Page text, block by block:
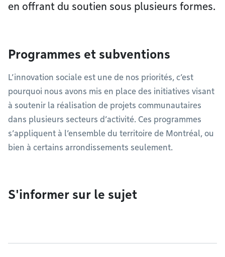
en offrant du soutien sous plusieurs formes.
Programmes et subventions
L’innovation sociale est une de nos priorités, c’est
pourquoi nous avons mis en place des initiatives visant
à soutenir la réalisation de projets communautaires
dans plusieurs secteurs d’activité. Ces programmes
s’appliquent à l’ensemble du territoire de Montréal, ou
bien à certains arrondissements seulement.
S'informer sur le sujet